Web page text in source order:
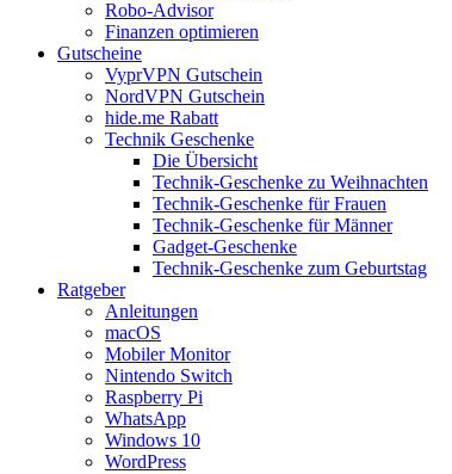
Robo-Advisor
Finanzen optimieren
Gutscheine
VyprVPN Gutschein
NordVPN Gutschein
hide.me Rabatt
Technik Geschenke
Die Übersicht
Technik-Geschenke zu Weihnachten
Technik-Geschenke für Frauen
Technik-Geschenke für Männer
Gadget-Geschenke
Technik-Geschenke zum Geburtstag
Ratgeber
Anleitungen
macOS
Mobiler Monitor
Nintendo Switch
Raspberry Pi
WhatsApp
Windows 10
WordPress